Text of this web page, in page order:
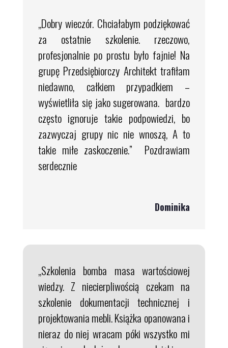
„Dobry wieczór. Chciałabym podziękować
za ostatnie szkolenie. rzeczowo,
profesjonalnie po prostu było fajnie! Na
grupę Przedsiębiorczy Architekt trafiłam
niedawno, całkiem przypadkiem –
wyświetliła się jako sugerowana. bardzo
często ignoruje takie podpowiedzi, bo
zazwyczaj grupy nic nie wnoszą, A to
takie miłe zaskoczenie.” Pozdrawiam
serdecznie
Dominika
„Szkolenia bomba masa wartościowej
wiedzy. Z niecierpliwością czekam na
szkolenie dokumentacji technicznej i
projektowania mebli. Książka opanowana i
nieraz do niej wracam póki wszystko mi